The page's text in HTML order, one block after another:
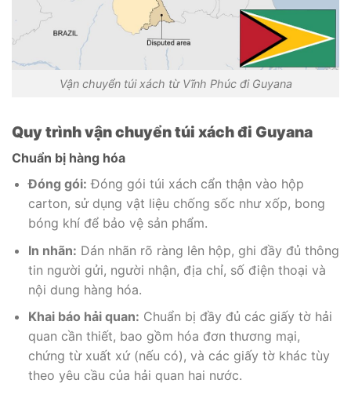
Vận chuyển túi xách từ Vĩnh Phúc đi Guyana
Quy trình vận chuyển túi xách đi Guyana
Chuẩn bị hàng hóa
Đóng gói: Đóng gói túi xách cẩn thận vào hộp
carton, sử dụng vật liệu chống sốc như xốp, bong
bóng khí để bảo vệ sản phẩm.
In nhãn: Dán nhãn rõ ràng lên hộp, ghi đầy đủ thông
tin người gửi, người nhận, địa chỉ, số điện thoại và
nội dung hàng hóa.
Khai báo hải quan: Chuẩn bị đầy đủ các giấy tờ hải
quan cần thiết, bao gồm hóa đơn thương mại,
chứng từ xuất xứ (nếu có), và các giấy tờ khác tùy
theo yêu cầu của hải quan hai nước.